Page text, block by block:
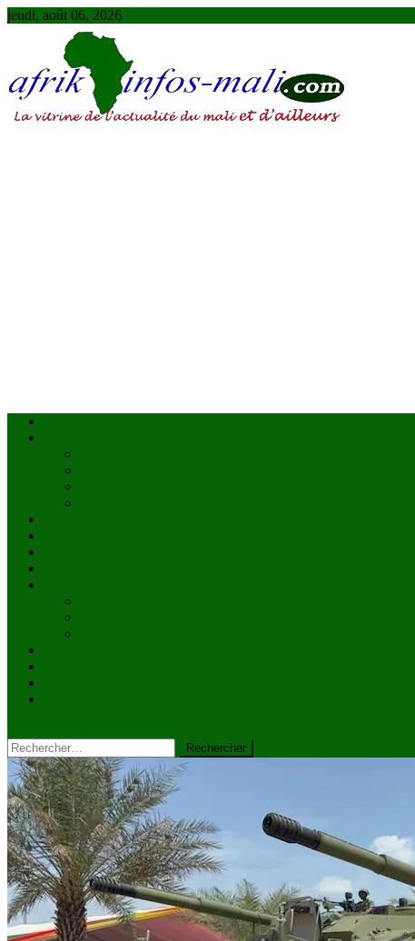
Skip
jeudi, août 06, 2026
Rechercher :